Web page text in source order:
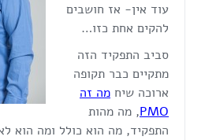
עוד אין- אז חושבים
להקים אחת כזו…
סביב התפקיד הזה
מתקיים כבר תקופה
ארוכה שיח מה זה
PMO, מה מהות
התפקיד, מה הוא כולל ומה הוא